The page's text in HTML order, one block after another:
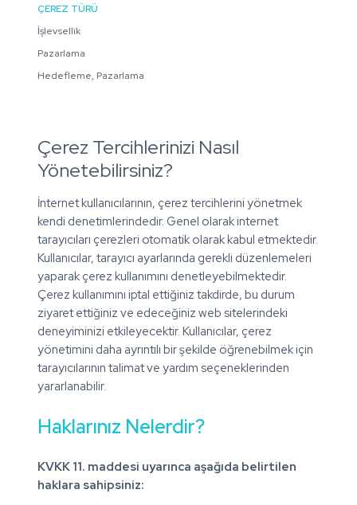
ÇEREZ TÜRÜ
İşlevsellik
Pazarlama
Hedefleme, Pazarlama
Çerez Tercihlerinizi Nasıl
Yönetebilirsiniz?
İnternet kullanıcılarının, çerez tercihlerini yönetmek
kendi denetimlerindedir. Genel olarak internet
tarayıcıları çerezleri otomatik olarak kabul etmektedir.
Kullanıcılar, tarayıcı ayarlarında gerekli düzenlemeleri
yaparak çerez kullanımını denetleyebilmektedir.
Çerez kullanımını iptal ettiğiniz takdirde, bu durum
ziyaret ettiğiniz ve edeceğiniz web sitelerindeki
deneyiminizi etkileyecektir. Kullanıcılar, çerez
yönetimini daha ayrıntılı bir şekilde öğrenebilmek için
tarayıcılarının talimat ve yardım seçeneklerinden
yararlanabilir.
Haklarınız Nelerdir?
KVKK 11. maddesi uyarınca aşağıda belirtilen
haklara sahipsiniz: